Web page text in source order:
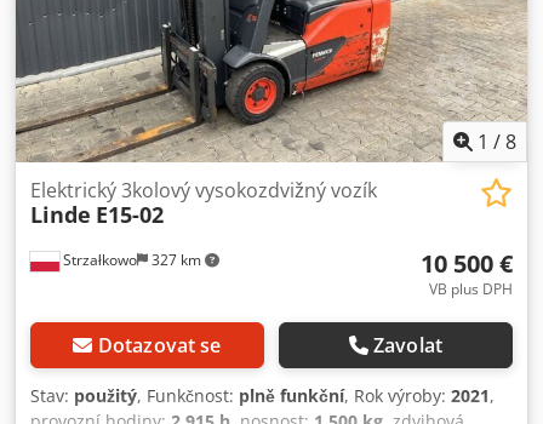
1 /8
Strzałkowo 327 km
Elektrický 3kolový vysokozdvižný vozík
Linde E15-02
10 500 €
VB plus DPH
Dotazovat se Zavolat
Stav: použitý, Funkčnost: plně funkční, Rok výroby: 2021,